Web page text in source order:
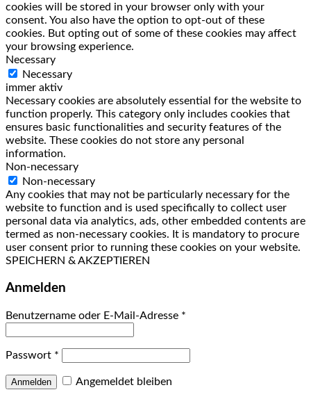
cookies will be stored in your browser only with your
consent. You also have the option to opt-out of these
cookies. But opting out of some of these cookies may affect
your browsing experience.
Necessary
Necessary
immer aktiv
Necessary cookies are absolutely essential for the website to
function properly. This category only includes cookies that
ensures basic functionalities and security features of the
website. These cookies do not store any personal
information.
Non-necessary
Non-necessary
Any cookies that may not be particularly necessary for the
website to function and is used specifically to collect user
personal data via analytics, ads, other embedded contents are
termed as non-necessary cookies. It is mandatory to procure
user consent prior to running these cookies on your website.
SPEICHERN & AKZEPTIEREN
Anmelden
Benutzername oder E-Mail-Adresse *
Passwort *
Anmelden Angemeldet bleiben